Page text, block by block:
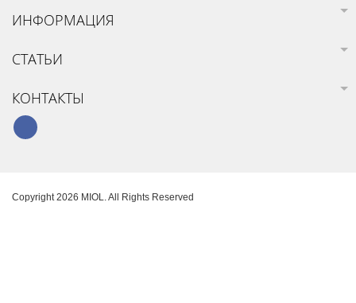
ИНФОРМАЦИЯ
СТАТЬИ
КОНТАКТЫ
Copyright 2026 MIOL. All Rights Reserved